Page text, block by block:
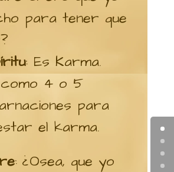
para tener que
: Es Karma.
4 o 5
para
el karma.
: ¿Osea, que yo